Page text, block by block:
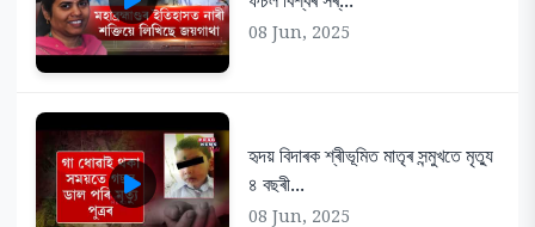
08 Jun, 2025
হৃদয় বিদাৰক শ্ৰীভূমিত মাতৃৰ সন্মুখতে মৃত্যু
৪ বছৰী...
08 Jun, 2025